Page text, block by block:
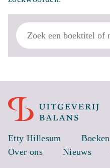
Zoek
Etty Hillesum Boeken
Over ons
Nieuws